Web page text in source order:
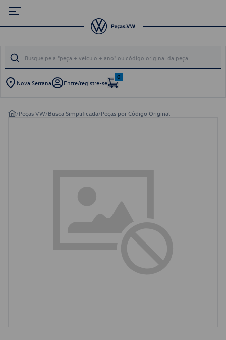
Nova Serrana Entre/registre-se
0
/Peças VW/Busca Simplificada/Peças por Código Original